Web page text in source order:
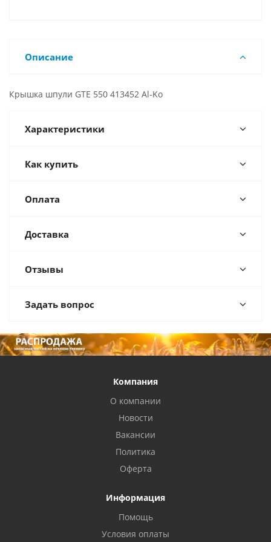
Описание
Крышка шпули GTE 550 413452 Al-Ko
Характеристики
Как купить
Оплата
Доставка
Отзывы
Задать вопрос
Компания
О компании
Новости
Вакансии
Политика
Оферта
Информация
Помощь
Условия оплаты